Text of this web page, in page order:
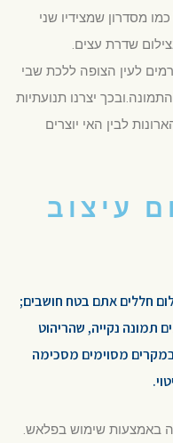
מסדרון שמצידיו שני
שדרת עצים.
לעין הצופה ללכת שבי
יצרנו תנועתיות
לבין האי יוצרים
עיצוב
חללים אתם בטח חושבים;
תמונה נקייה, שהריהוט
במקרים מסוימים מסכימה
באמצעות שימוש בפלאש.